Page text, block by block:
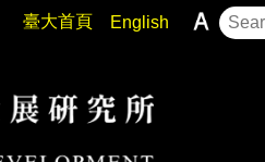
臺大首頁 English